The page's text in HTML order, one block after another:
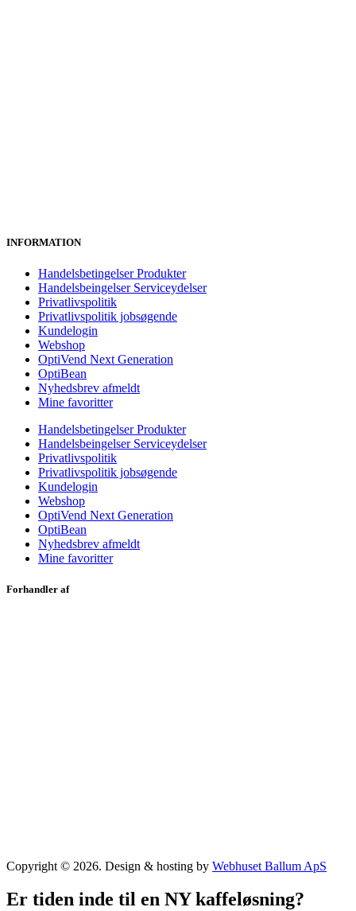
INFORMATION
Handelsbetingelser Produkter
Handelsbeingelser Serviceydelser
Privatlivspolitik
Privatlivspolitik jobsøgende
Kundelogin
Webshop
OptiVend Next Generation
OptiBean
Nyhedsbrev afmeldt
Mine favoritter
Handelsbetingelser Produkter
Handelsbeingelser Serviceydelser
Privatlivspolitik
Privatlivspolitik jobsøgende
Kundelogin
Webshop
OptiVend Next Generation
OptiBean
Nyhedsbrev afmeldt
Mine favoritter
Forhandler af
Copyright © 2026. Design & hosting by Webhuset Ballum ApS
Er tiden inde til en NY kaffeløsning?